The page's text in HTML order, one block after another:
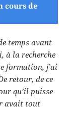
cours de
temps avant
à la recherche
formation, j’ai
retour, de ce
qu’il puisse
avait tout